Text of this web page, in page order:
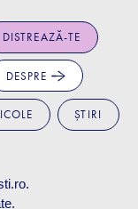
DISTREAZĂ-TE
DESPRE
ȘTIRI
.